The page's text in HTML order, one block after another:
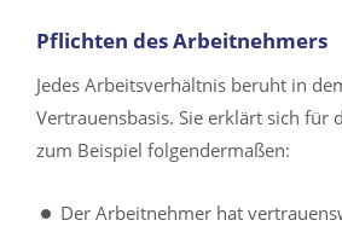
Pflichten des Arbeitnehmers
Jedes Arbeitsverhältnis beruht in
Vertrauensbasis. Sie erklärt sich für
zum Beispiel folgendermaßen:
Der Arbeitnehmer hat